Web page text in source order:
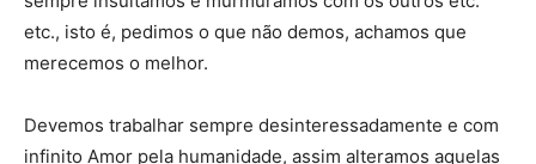
etc., isto é, pedimos o que não demos, achamos que
merecemos o melhor.
Devemos trabalhar sempre desinteressadamente e com
infinito Amor pela humanidade, assim alteramos aquelas